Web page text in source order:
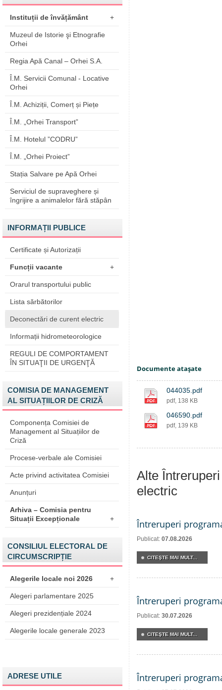
Instituții de învățământ +
Muzeul de Istorie şi Etnografie
Orhei
Regia Apă Canal – Orhei S.A.
Î.M. Servicii Comunal - Locative
Orhei
Î.M. Achiziții, Comerț și Piețe
Î.M. „Orhei Transport”
Î.M. Hotelul ”CODRU”
Î.M. „Orhei Proiect”
Stația Salvare pe Apă Orhei
Serviciul de supraveghere și
îngrijire a animalelor fără stăpân
INFORMAȚII PUBLICE
Certificate și Autorizații
Funcții vacante +
Orarul transportului public
Lista sărbătorilor
Deconectări de curent electric
Informații hidrometeorologice
REGULI DE COMPORTAMENT
ÎN SITUAŢII DE URGENŢĂ
COMISIA DE MANAGEMENT
AL SITUAȚIILOR DE CRIZĂ
Componența Comisiei de
Management al Situațiilor de
Criză
Procese-verbale ale Comisiei
Acte privind activitatea Comisiei
Anunțuri
Arhiva – Comisia pentru
Situații Excepționale
+
CONSILIUL ELECTORAL DE
CIRCUMSCRIPȚIE
Alegerile locale noi 2026 +
Alegeri parlamentare 2025
Alegeri prezidențiale 2024
Alegerile locale generale 2023
ADRESE UTILE
Documente ataşate
044035.pdf
pdf, 138 KB
046590.pdf
pdf, 139 KB
Alte
electric
Întreruperi
Publicat: 07.08.2026
CITEŞTE MAI MULT...
Întreruperi
Publicat: 30.07.2026
CITEŞTE MAI MULT...
Întreruperi